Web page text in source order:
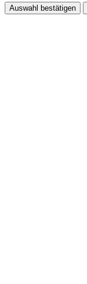
Auswahl bestätigen